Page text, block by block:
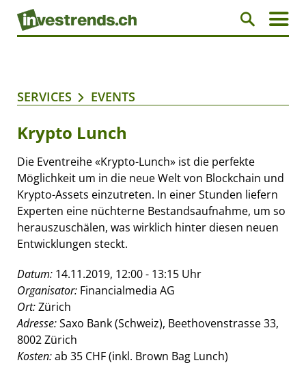
SERVICES EVENTS
Krypto Lunch
Die Eventreihe «Krypto-Lunch» ist die perfekte
Möglichkeit um in die neue Welt von Blockchain und
Krypto-Assets einzutreten. In einer Stunden liefern
Experten eine nüchterne Bestandsaufnahme, um so
herauszuschälen, was wirklich hinter diesen neuen
Entwicklungen steckt.
Datum: 14.11.2019, 12:00 - 13:15 Uhr
Organisator: Financialmedia AG
Ort:Zürich
Adresse:Saxo Bank (Schweiz), Beethovenstrasse 33,
8002 Zürich
Kosten:ab 35 CHF (inkl. Brown Bag Lunch)